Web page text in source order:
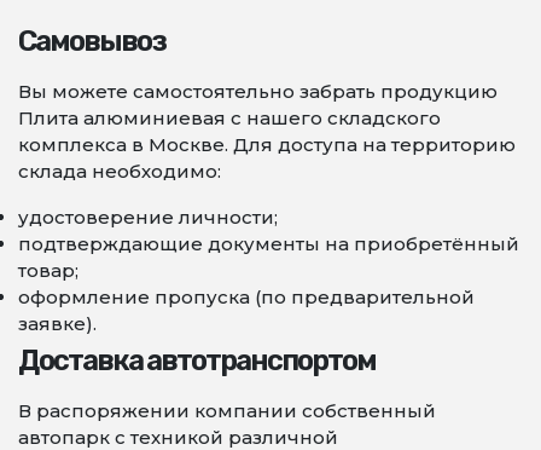
Самовывоз
Вы можете самостоятельно забрать продукцию
Плита алюминиевая с нашего складского
комплекса в Москве. Для доступа на территорию
склада необходимо:
удостоверение личности;
подтверждающие документы на приобретённый
товар;
оформление пропуска (по предварительной
заявке).
Доставка автотранспортом
В распоряжении компании собственный
автопарк с техникой различной